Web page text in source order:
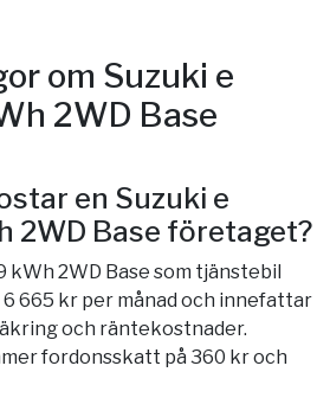
om Suzuki e
2WD Base
en Suzuki e
2WD Base företaget?
kWh 2WD Base som tjänstebil
665 kr per månad och innefattar
och räntekostnader.
fordonsskatt på 360 kr och